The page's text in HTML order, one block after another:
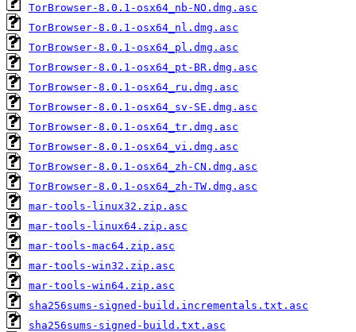
TorBrowser-8.0.1-osx64_nb-NO.dmg.asc
TorBrowser-8.0.1-osx64_nl.dmg.asc
TorBrowser-8.0.1-osx64_pl.dmg.asc
TorBrowser-8.0.1-osx64_pt-BR.dmg.asc
TorBrowser-8.0.1-osx64_ru.dmg.asc
TorBrowser-8.0.1-osx64_sv-SE.dmg.asc
TorBrowser-8.0.1-osx64_tr.dmg.asc
TorBrowser-8.0.1-osx64_vi.dmg.asc
TorBrowser-8.0.1-osx64_zh-CN.dmg.asc
TorBrowser-8.0.1-osx64_zh-TW.dmg.asc
mar-tools-linux32.zip.asc
mar-tools-linux64.zip.asc
mar-tools-mac64.zip.asc
mar-tools-win32.zip.asc
mar-tools-win64.zip.asc
sha256sums-signed-build.incrementals.txt.asc
sha256sums-signed-build.txt.asc